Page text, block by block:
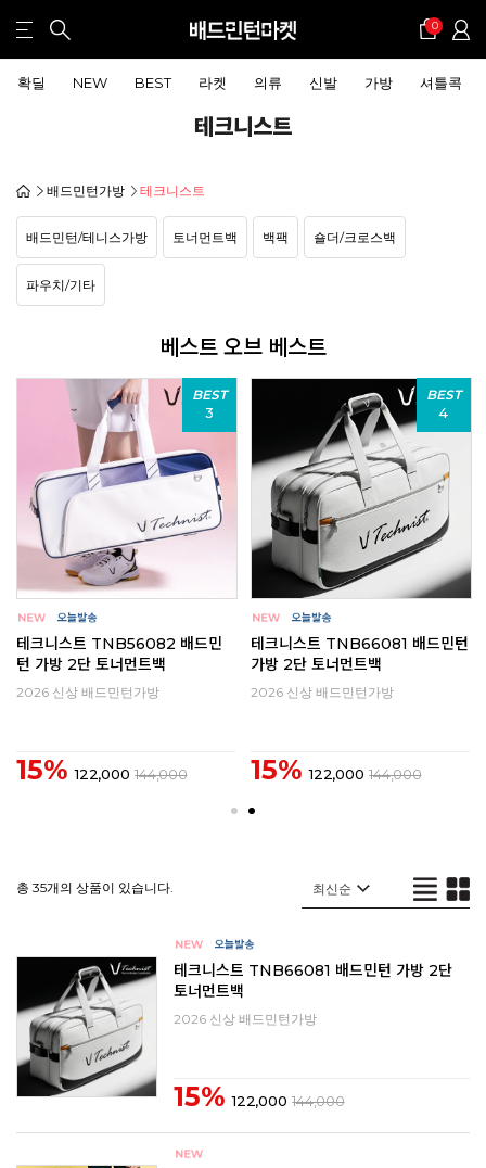
0
확딜 NEW BEST 라켓 의류 신발 가방 셔틀콕
테크니스트
배드민턴가방 테크니스트
배드민턴/테니스가방 토너먼트백 백팩 숄더/크로스백
파우치/기타
베스트 오브 베스트
BEST
3
테크니스트 TNB56082 배드민
턴 가방 2단 토너먼트백
2026 신상 배드민턴가방
15% 122,000 144,000
BEST
4
테크니스트 TNB66081 배드민턴
가방 2단 토너먼트백
2026 신상 배드민턴가방
15% 122,000 144,000
총 35개의 상품이 있습니다.
테크니스트 TNB66081 배드민턴 가방 2단
토너먼트백
2026 신상 배드민턴가방
15% 122,000 144,000